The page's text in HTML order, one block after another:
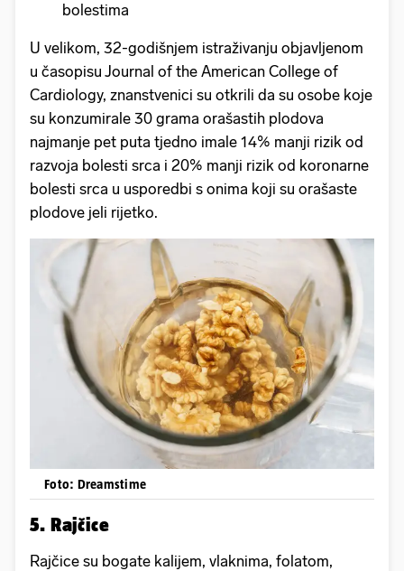
bolestima
U velikom, 32-godišnjem istraživanju objavljenom
u časopisu Journal of the American College of
Cardiology, znanstvenici su otkrili da su osobe koje
su konzumirale 30 grama orašastih plodova
najmanje pet puta tjedno imale 14% manji rizik od
razvoja bolesti srca i 20% manji rizik od koronarne
bolesti srca u usporedbi s onima koji su orašaste
plodove jeli rijetko.
Foto: Dreamstime
5. Rajčice
Rajčice su bogate kalijem, vlaknima, folatom,